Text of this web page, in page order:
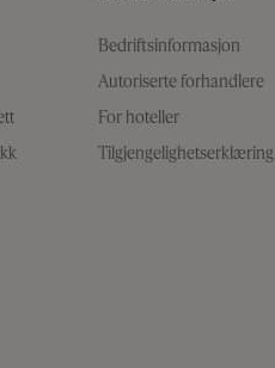
Bedriftsinformasjon
Autoriserte forhandlere
For hoteller
Tilgjengelighetserklæring